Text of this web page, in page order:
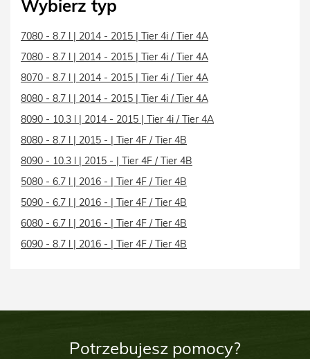
Wybierz typ
7080 - 8.7 l | 2014 - 2015 | Tier 4i / Tier 4A
7080 - 8.7 l | 2014 - 2015 | Tier 4i / Tier 4A
8070 - 8.7 l | 2014 - 2015 | Tier 4i / Tier 4A
8080 - 8.7 l | 2014 - 2015 | Tier 4i / Tier 4A
8090 - 10.3 l | 2014 - 2015 | Tier 4i / Tier 4A
8080 - 8.7 l | 2015 - | Tier 4F / Tier 4B
8090 - 10.3 l | 2015 - | Tier 4F / Tier 4B
5080 - 6.7 l | 2016 - | Tier 4F / Tier 4B
5090 - 6.7 l | 2016 - | Tier 4F / Tier 4B
6080 - 6.7 l | 2016 - | Tier 4F / Tier 4B
6090 - 8.7 l | 2016 - | Tier 4F / Tier 4B
Potrzebujesz pomocy?